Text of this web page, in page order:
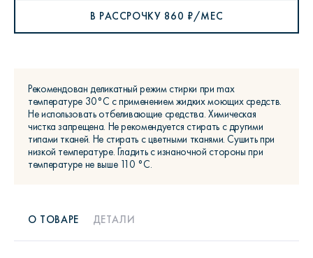
В РАССРОЧКУ 860 ₽/МЕС
Рекомендован деликатный режим стирки при max
температуре 30°С с применением жидких моющих средств.
Не использовать отбеливающие средства. Химическая
чистка запрещена. Не рекомендуется стирать с другими
типами тканей. Не стирать с цветными тканями. Сушить при
низкой температуре. Гладить с изнаночной стороны при
температуре не выше 110 °С.
О ТОВАРЕ ДЕТАЛИ